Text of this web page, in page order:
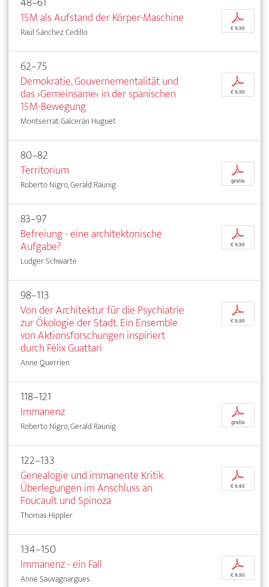
15M als Aufstand der Körper-Maschine
Raúl Sánchez Cedillo
p
€ 9,95
62–75
Demokratie, Gouvernementalität und
das ›Gemeinsame‹ in der spanischen
15M-Bewegung
Montserrat Galcerán Huguet
p
€ 9,95
80–82
Territorium
Roberto Nigro, Gerald Raunig
p
gratis
83–97
Befreiung - eine architektonische
Aufgabe?
Ludger Schwarte
p
€ 9,95
98–113
Von der Architektur für die Psychiatrie
zur Ökologie der Stadt. Ein Ensemble
von Aktionsforschungen inspiriert
durch Félix Guattari
Anne Querrien
p
€ 9,95
118–121
Immanenz
Roberto Nigro, Gerald Raunig
p
gratis
122–133
Genealogie und immanente Kritik.
Überlegungen im Anschluss an
Foucault und Spinoza
Thomas Hippler
p
€ 9,95
134–150
Immanenz - ein Fall
Anne Sauvagnargues
p
€ 9,95